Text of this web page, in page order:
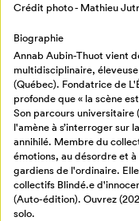
Billetterie
Retour à l’accueil
Crédit photo - Mathieu
Biographie
Annab Aubin-Thuot vient
multidisciplinaire,
(Québec). Fondatrice de
profonde que « la scène
Son parcours
l'amène à s’interroger sur
annihilé. Membre du
émotions, au désordre et
gardiens de l'ordinaire.
collectifs Blindé.e
(Auto-édition). Ouvrez
solo.